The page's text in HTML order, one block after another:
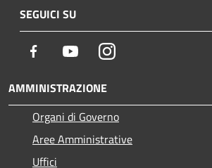
SEGUICI SU
Facebook YoutubeInstagram
AMMINISTRAZIONE
Organi di Governo
Aree Amministrative
Uffici